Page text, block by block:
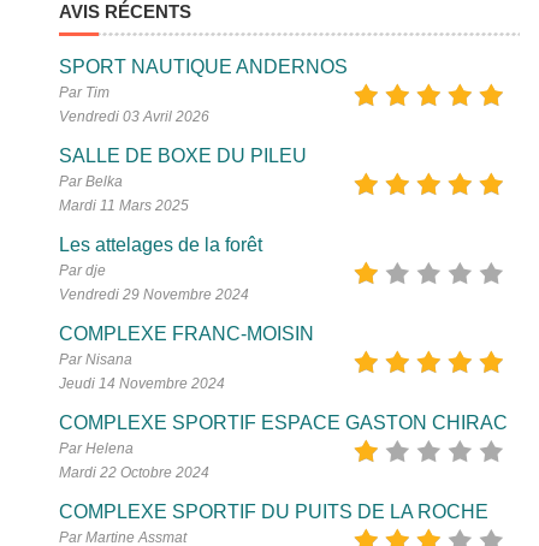
AVIS RÉCENTS
SPORT NAUTIQUE ANDERNOS
Par Tim
Vendredi 03 Avril 2026
SALLE DE BOXE DU PILEU
Par Belka
Mardi 11 Mars 2025
Les attelages de la forêt
Par dje
Vendredi 29 Novembre 2024
COMPLEXE FRANC-MOISIN
Par Nisana
Jeudi 14 Novembre 2024
COMPLEXE SPORTIF ESPACE GASTON CHIRAC
Par Helena
Mardi 22 Octobre 2024
COMPLEXE SPORTIF DU PUITS DE LA ROCHE
Par Martine Assmat